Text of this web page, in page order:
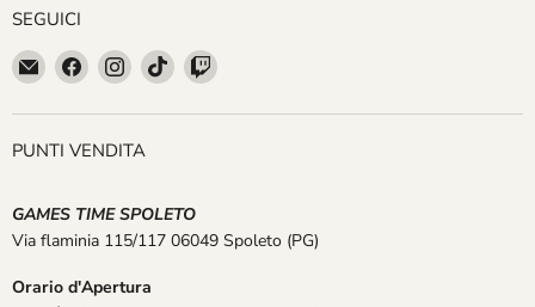
SEGUICI
Email
GAMES
TIME
SPOLETO
Trovaci
su
Facebook
Trovaci
su
Instagram
Trovaci
su
TikTok
Trovaci
Twitch
PUNTI VENDITA
GAMES TIME SPOLETO
Via flaminia 115/117 06049 Spoleto (PG)
Orario d'Apertura